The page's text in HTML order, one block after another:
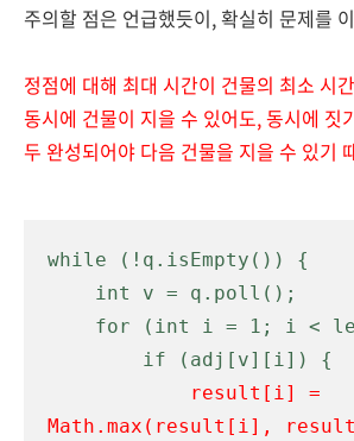
주의할 점은 언급했듯이, 확실히 문제를
정점에 대해 최대 시간이 건물의 최소 시
동시에 건물이 지을 수 있어도, 동시에 짓
두 완성되어야 다음 건물을 지을 수 있기
while (!q.isEmpty()) {
result[i] =
Math.max(result[i],